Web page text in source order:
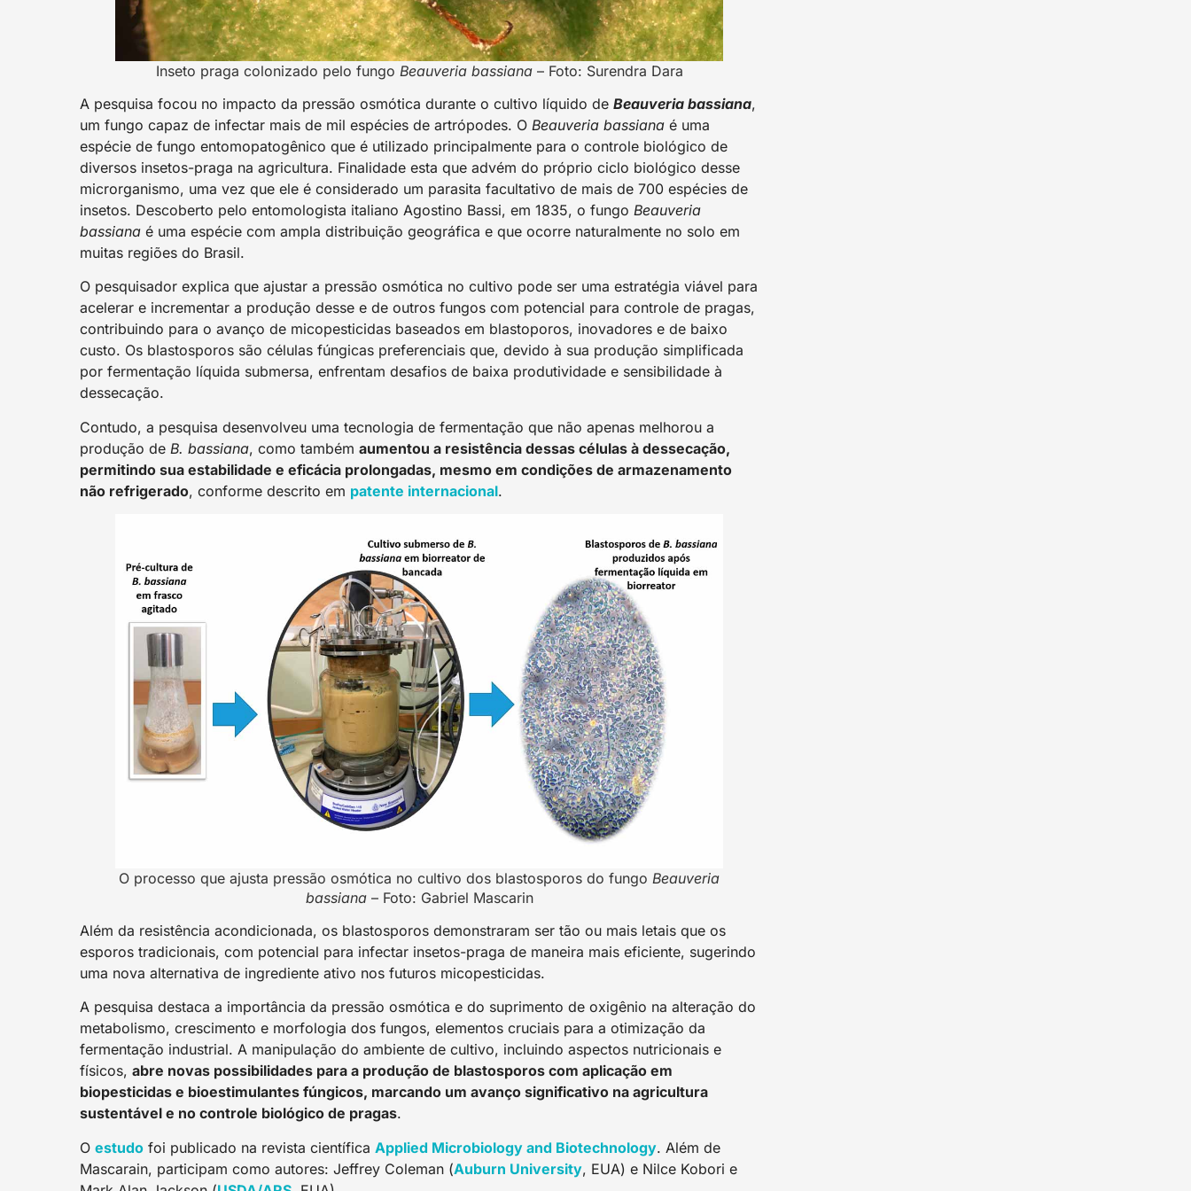
Inseto praga colonizado pelo fungo Beauveria bassiana– Foto: Surendra Dara
A pesquisa focou no impacto da pressão osmótica durante o cultivo líquido de Beauveria bassiana,
um fungo capaz de infectar mais de mil espécies de artrópodes. O Beauveria bassiana é uma
espécie de fungo entomopatogênico que é utilizado principalmente para o controle biológico de
diversos insetos-praga na agricultura. Finalidade esta que advém do próprio ciclo biológico desse
microrganismo, uma vez que ele é considerado um parasita facultativo de mais de 700 espécies de
insetos. Descoberto pelo entomologista italiano Agostino Bassi, em 1835, o fungo Beauveria
bassiana é uma espécie com ampla distribuição geográfica e que ocorre naturalmente no solo em
muitas regiões do Brasil.
O pesquisador explica que ajustar a pressão osmótica no cultivo pode ser uma estratégia viável para
acelerar e incrementar a produção desse e de outros fungos com potencial para controle de pragas,
contribuindo para o avanço de micopesticidas baseados em blastoporos, inovadores e de baixo
custo. Os blastosporos são células fúngicas preferenciais que, devido à sua produção simplificada
por fermentação líquida submersa, enfrentam desafios de baixa produtividade e sensibilidade à
dessecação.
Contudo, a pesquisa desenvolveu uma tecnologia de fermentação que não apenas melhorou a
produção de B. bassiana, como também aumentou a resistência dessas células à dessecação,
permitindo sua estabilidade e eficácia prolongadas, mesmo em condições de armazenamento
não refrigerado, conforme descrito em patente internacional.
O processo que ajusta pressão osmótica no cultivo dos blastosporos do fungo Beauveria
bassiana– Foto: Gabriel Mascarin
Além da resistência acondicionada, os blastosporos demonstraram ser tão ou mais letais que os
esporos tradicionais, com potencial para infectar insetos-praga de maneira mais eficiente, sugerindo
uma nova alternativa de ingrediente ativo nos futuros micopesticidas.
A pesquisa destaca a importância da pressão osmótica e do suprimento de oxigênio na alteração do
metabolismo, crescimento e morfologia dos fungos, elementos cruciais para a otimização da
fermentação industrial. A manipulação do ambiente de cultivo, incluindo aspectos nutricionais e
físicos, abre novas possibilidades para a produção de blastosporos com aplicação em
biopesticidas e bioestimulantes fúngicos, marcando um avanço significativo na agricultura
sustentável e no controle biológico de pragas.
O estudo foi publicado na revista científica Applied Microbiology and Biotechnology. Além de
Mascarain, participam como autores: Jeffrey Coleman (Auburn University, EUA) e Nilce Kobori e